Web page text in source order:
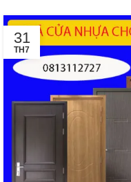
31
TH7